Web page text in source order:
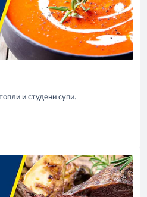
и студени супи.